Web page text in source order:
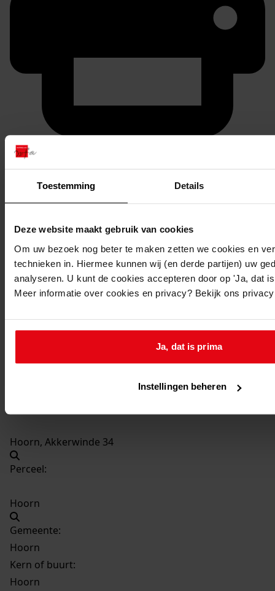
Toestemming Details
Deze website maakt gebruik van cookies
Om uw bezoek nog beter te maken zetten we cookies en
technieken in. Hiermee kunnen wij (en derde partijen) uw
analyseren. U kunt de cookies accepteren door op 'Ja, dat
Meer informatie over cookies en privacy? Bekijk ons
Ja, dat is prima
Instellingen beheren
Printen
duurzaam webadres
Inventaris
4001 - 5000
4386 Uitbreiden van de woning, 1994
1994
Hoorn, Akkerwinde 34
Perceel:
Hoorn
Gemeente:
Hoorn
Kern of buurt:
Hoorn